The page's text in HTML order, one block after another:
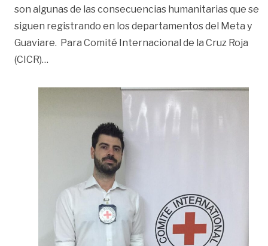
son algunas de las consecuencias humanitarias que se
siguen registrando en los departamentos del Meta y
Guaviare. Para Comité Internacional de la Cruz Roja
(CICR)…